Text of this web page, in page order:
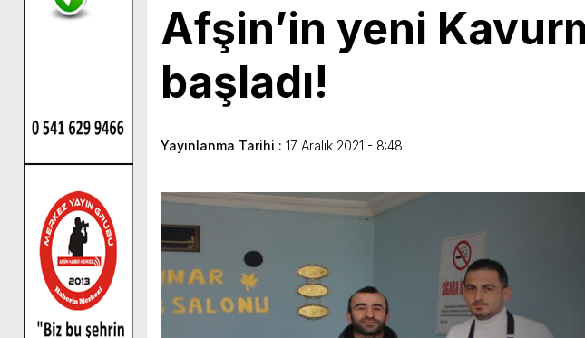
Afşin’in yeni
başladı!
Yayınlanma Tarihi : 17 Aralık 2021 - 8:48